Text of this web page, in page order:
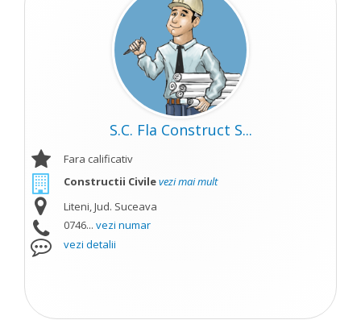
S.C. Fla Construct S...
Fara calificativ
Constructii Civilevezi mai mult
Liteni, Jud. Suceava
0746... vezi numar
vezi detalii